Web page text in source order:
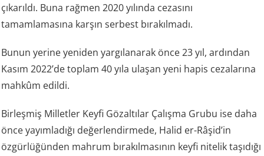
çıkarıldı. Buna rağmen 2020 yılında cezasını
tamamlamasına karşın serbest bırakılmadı.
Bunun yerine yeniden yargılanarak önce 23 yıl, ardından
Kasım 2022’de toplam 40 yıla ulaşan yeni hapis cezalarına
mahkûm edildi.
Birleşmiş Milletler Keyfi Gözaltılar Çalışma Grubu ise daha
önce yayımladığı değerlendirmede, Halid er-Râşid’in
özgürlüğünden mahrum bırakılmasının keyfi nitelik taşıdığı